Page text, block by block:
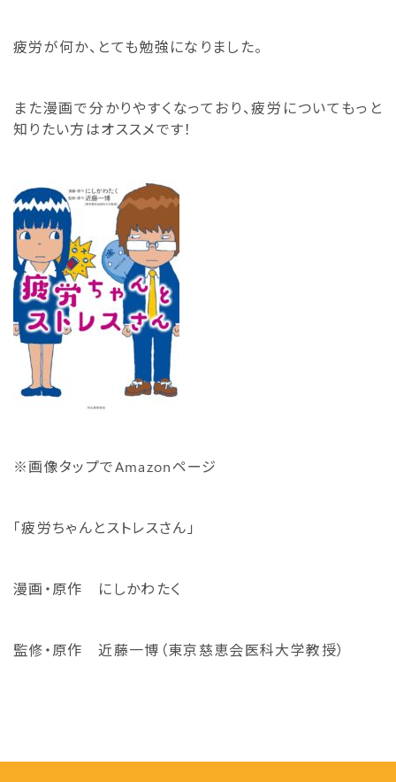
疲労が何か、とても勉強になりました。
また漫画で分かりやすくなっており、疲労についてもっと
知りたい方はオススメです！
※画像タップでAmazonページ
「疲労ちゃんとストレスさん」
漫画・原作 にしかわたく
監修・原作 近藤一博（東京慈恵会医科大学教授）